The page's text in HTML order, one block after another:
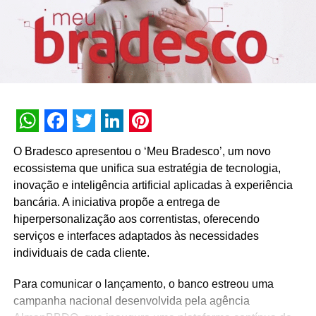
Zig Kinetica II Red Ranger:O modelo ainda vem com
detalhes que remetem ao Tiranossauro Rex DinoZord,
como os “dentes” representados na biqueira e o prateado
na entressola.
WhatsApp
Facebook
Twitter
LinkedIn
Pinterest
O Bradesco apresentou o ‘Meu Bradesco’, um novo
ecossistema que unifica sua estratégia de tecnologia,
inovação e inteligência artificial aplicadas à experiência
bancária. A iniciativa propõe a entrega de
hiperpersonalização aos correntistas, oferecendo
serviços e interfaces adaptados às necessidades
individuais de cada cliente.
Para comunicar o lançamento, o banco estreou uma
campanha nacional desenvolvida pela agência